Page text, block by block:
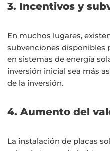
3. Incentivos y
En muchos lugares,
subvenciones disponibles
en sistemas de energía
inversión inicial sea más
de la inversión.
4. Aumento del
La instalación de placas